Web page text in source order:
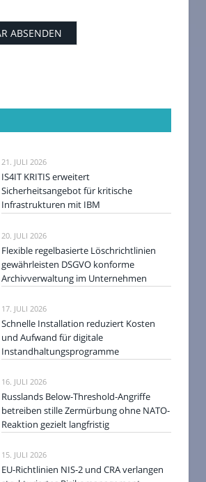
21. JULI 2026
IS4IT KRITIS erweitert
Sicherheitsangebot für kritische
Infrastrukturen mit IBM
20. JULI 2026
Flexible regelbasierte Löschrichtlinien
gewährleisten DSGVO konforme
Archivverwaltung im Unternehmen
17. JULI 2026
Schnelle Installation reduziert Kosten
und Aufwand für digitale
Instandhaltungsprogramme
16. JULI 2026
Russlands Below-Threshold-Angriffe
betreiben stille Zermürbung ohne NATO-
Reaktion gezielt langfristig
15. JULI 2026
EU-Richtlinien NIS-2 und CRA verlangen